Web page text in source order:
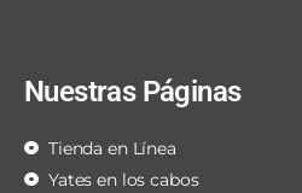
Nuestras Páginas
Tienda en Línea
Yates en los cabos